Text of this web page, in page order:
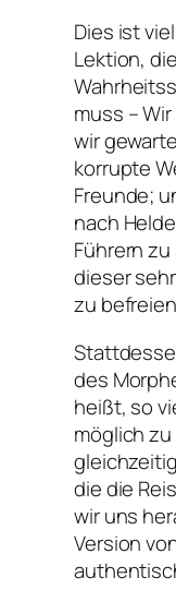
Dies ist
Lektion,
muss –
wir
korrupte
Freunde;
nach
Führern
dieser
zu
des
heißt, so
möglich
die die
wir uns
Version